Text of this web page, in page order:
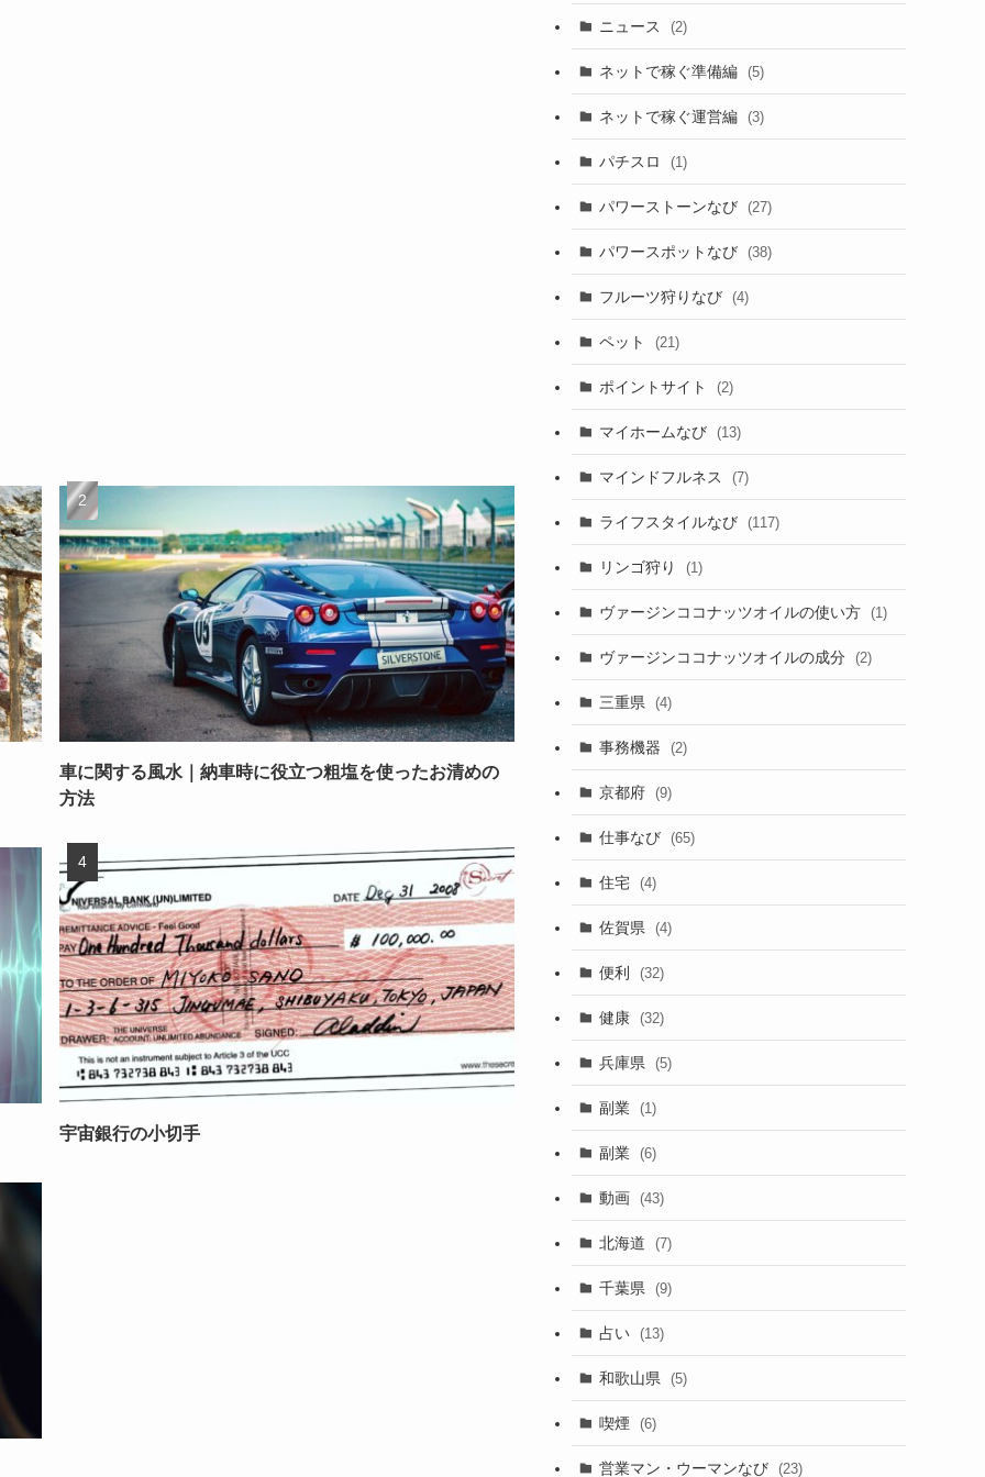
車に関する風水｜納車時に役立つ粗塩を使ったお清めの
方法
宇宙銀行の小切手
ニュース (2)
ネットで稼ぐ準備編 (5)
ネットで稼ぐ運営編 (3)
パチスロ (1)
パワーストーンなび (27)
パワースポットなび (38)
フルーツ狩りなび (4)
ペット (21)
ポイントサイト (2)
マイホームなび (13)
マインドフルネス (7)
ライフスタイルなび (117)
リンゴ狩り (1)
ヴァージンココナッツオイルの使い方 (1)
ヴァージンココナッツオイルの成分 (2)
三重県 (4)
事務機器 (2)
京都府 (9)
仕事なび (65)
住宅 (4)
佐賀県 (4)
便利 (32)
健康 (32)
兵庫県 (5)
副業 (1)
副業 (6)
動画 (43)
北海道 (7)
千葉県 (9)
占い (13)
和歌山県 (5)
喫煙 (6)
営業マン・ウーマンなび (23)